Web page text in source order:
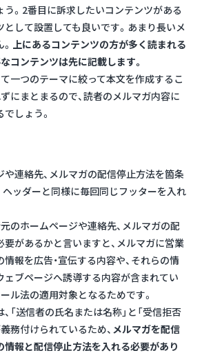
。2番目に訴求したいコンテンツがある
して設置しても良いです。あまり長いメ
上にあるコンテンツの方が多く読まれる
コンテンツは先に記載します。
一つのテーマに絞って本文を作成するこ
にまとまるので、読者のメルマガ内容に
しょう。
連絡先、メルマガの配信停止方法を箇条
ッダーと同様に毎回同じフッターを入れ
のホームページや連絡先、メルマガの配
があるかと言いますと、メルマガに営業
報を広告・宣伝する内容や、それらの情
ェブページへ誘導する内容が含まれてい
ル法の適用対象となるためです。
「送信者の氏名または名称」と「受信拒否
務付けられているため、 メルマガを配信
情報と配信停止方法を入れる必要があり